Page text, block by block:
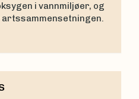
i vannmiljøer, og